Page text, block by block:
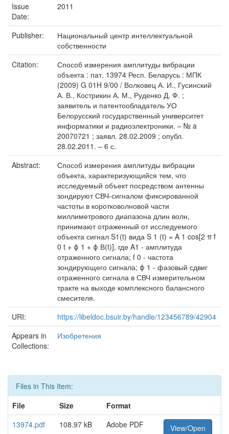
Issue
Date:
2011
Publisher:
Национальный центр интеллектуальной
собственности
Citation:
Способ измерения амплитуды вибрации
объекта : пат. 13974 Респ. Беларусь : МПК
(2009) G 01H 9/00 / Волковец А. И., Гусинский
А. В., Кострикин А. М., Руденко Д. Ф. ;
заявитель и патентообладатель УО
Белорусский государственный университет
информатики и радиоэлектроники. – № a
20070721 ; заявл. 28.02.2009 ; опубл.
28.02.2011. – 6 с.
Abstract:
Способ измерения амплитуды вибрации
объекта, характеризующийся тем, что
исследуемый объект посредством антенны
зондируют СВЧ-сигналом фиксированной
частоты в коротковолновой части
миллиметрового диапазона длин волн,
принимают отраженный от исследуемого
объекта сигнал S1(t) вида S 1 (t) = A 1 cos[2 π f
0 t + ϕ 1 + ϕ В(t)], где A1 - амплитуда
отраженного сигнала; f 0 - частота
зондирующего сигнала; ϕ 1 - фазовый сдвиг
отраженного сигнала в СВЧ измерительном
тракте на выходе комплексного балансного
смесителя.
URI:
https://libeldoc.bsuir.by/handle/123456789/42904
Appears in
Collections:
Изобретения
Files in This Item:
File
Size
Format
13974.pdf
108.97 kB Adobe PDF View/Open